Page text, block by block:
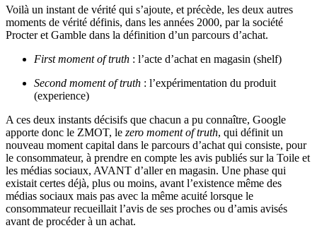
Voilà un instant de vérité qui s’ajoute, et précède, les deux autres
moments de vérité définis, dans les années 2000, par la société
Procter et Gamble dans la définition d’un parcours d’achat.
First moment of truth : l’acte d’achat en magasin (shelf)
Second moment of truth : l’expérimentation du produit
(experience)
A ces deux instants décisifs que chacun a pu connaître, Google
apporte donc le ZMOT, le zero moment of truth, qui définit un
nouveau moment capital dans le parcours d’achat qui consiste, pour
le consommateur, à prendre en compte les avis publiés sur la Toile et
les médias sociaux, AVANT d’aller en magasin. Une phase qui
existait certes déjà, plus ou moins, avant l’existence même des
médias sociaux mais pas avec la même acuité lorsque le
consommateur recueillait l’avis de ses proches ou d’amis avisés
avant de procéder à un achat.